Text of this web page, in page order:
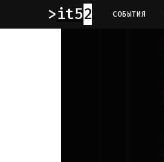
it52 СОБЫТИЯ